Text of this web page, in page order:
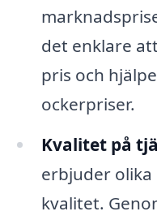
det enklare
pris och
ockerpriser.
Kvalitet på
erbjuder olika
kvalitet.